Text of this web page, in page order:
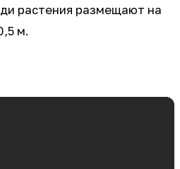
растения размещают на
м.